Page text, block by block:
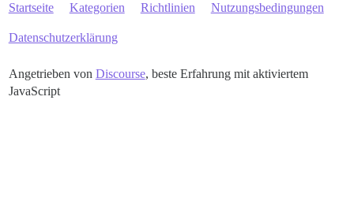
Startseite Kategorien Richtlinien Nutzungsbedingungen
Datenschutzerklärung
Angetrieben von Discourse, beste Erfahrung mit aktiviertem
JavaScript